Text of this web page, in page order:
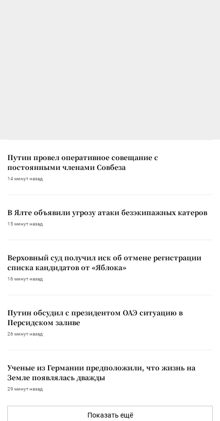
Путин провел оперативное совещание с
постоянными членами Совбеза
14 минут назад
В Ялте объявили угрозу атаки безэкипажных катеров
15 минут назад
Верховный суд получил иск об отмене регистрации
списка кандидатов от «Яблока»
16 минут назад
Путин обсудил с президентом ОАЭ ситуацию в
Персидском заливе
26 минут назад
Ученые из Германии предположили, что жизнь на
Земле появлялась дважды
29 минут назад
Показать ещё